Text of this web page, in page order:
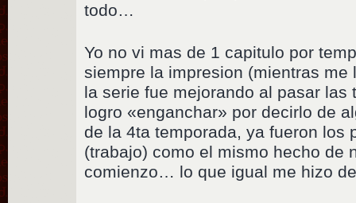
todo…
Yo no vi mas de 1 capitulo por
siempre la impresion (mientras me
la serie fue mejorando al pasar las
logro «enganchar» por decirlo de
de la 4ta temporada, ya fueron los
(trabajo) como el mismo hecho de
comienzo… lo que igual me hizo